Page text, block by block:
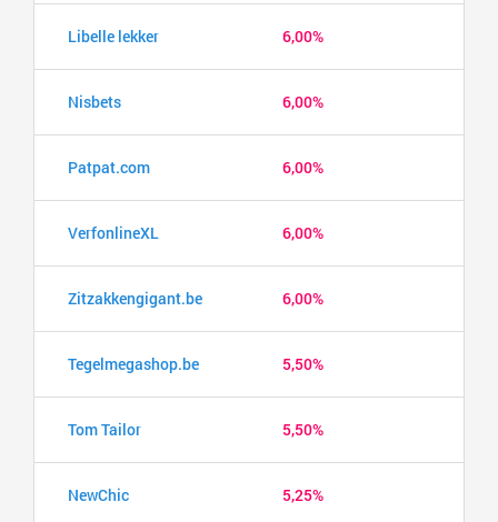
Libelle lekker 6,00%
Nisbets 6,00%
Patpat.com 6,00%
VerfonlineXL 6,00%
Zitzakkengigant.be 6,00%
Tegelmegashop.be 5,50%
Tom Tailor 5,50%
NewChic 5,25%